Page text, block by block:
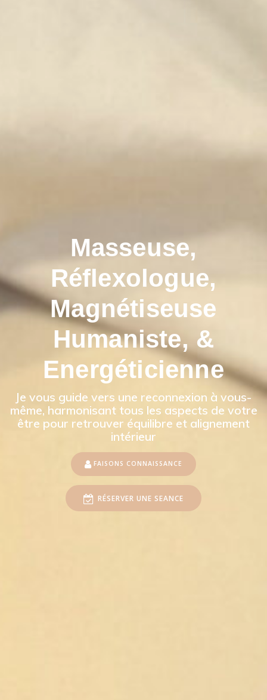
Masseuse,
Réflexologue,
Magnétiseuse
Humaniste, &
Energéticienne
Je vous guide vers une reconnexion à vous-
même, harmonisant tous les aspects de votre
être pour retrouver équilibre et alignement
intérieur
FAISONS CONNAISSANCE
RÉSERVER UNE SEANCE